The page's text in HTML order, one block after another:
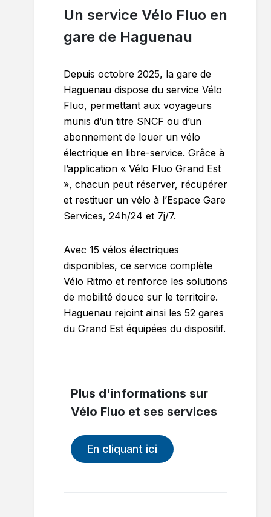
Un service Vélo Fluo en
gare de Haguenau
Depuis octobre 2025, la gare de
Haguenau dispose du service Vélo
Fluo, permettant aux voyageurs
munis d’un titre SNCF ou d’un
abonnement de louer un vélo
électrique en libre-service. Grâce à
l’application « Vélo Fluo Grand Est
», chacun peut réserver, récupérer
et restituer un vélo à l’Espace Gare
Services, 24h/24 et 7j/7.
Avec 15 vélos électriques
disponibles, ce service complète
Vélo Ritmo et renforce les solutions
de mobilité douce sur le territoire.
Haguenau rejoint ainsi les 52 gares
du Grand Est équipées du dispositif.
Plus d'informations sur
Vélo Fluo et ses services
En cliquant ici